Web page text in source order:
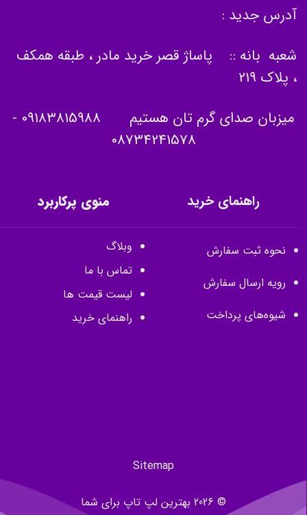
آدرس جدید :
شعبه بانه :: پاساژ قصر خرید مادر ، طبقه همکف
، پلاک 219
میزبان صدای گرم تان هستیم 09183815988
-
08734241578
راهنمای خرید
نحوه ثبت سفارش
رویه ارسال سفارش
شیوه‌های پرداخت
منوی پرکاربرد
وبلاگ
تماس با ما
لیست قیمت ها
راهنمای خرید
Sitemap
© 2026 بهترین لپ تاپ برای شما